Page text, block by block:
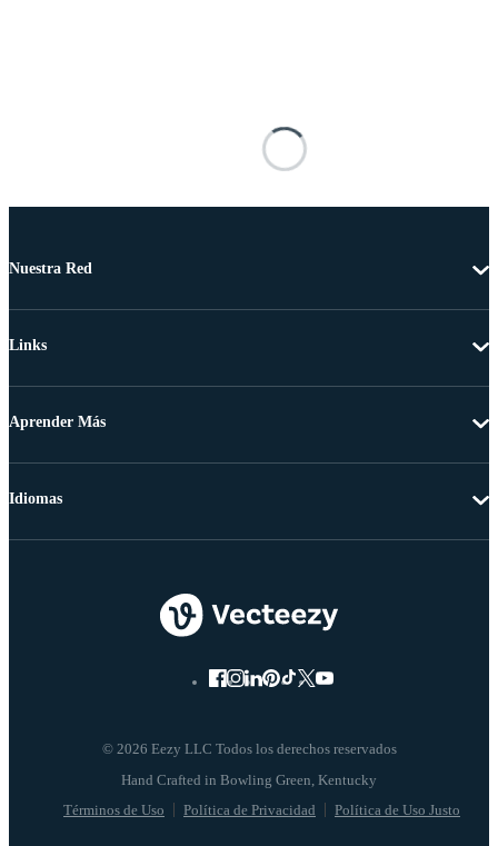
Nuestra Red
Links
Aprender Más
© 2026 Eezy LLC Todos los derechos reservados
Términos de Uso Política de Privacidad Política de Uso Justo
Idiomas